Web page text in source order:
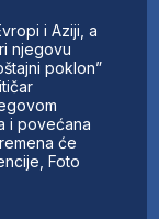
i Aziji, a
njegovu
poklon”
i povećana
će
Foto